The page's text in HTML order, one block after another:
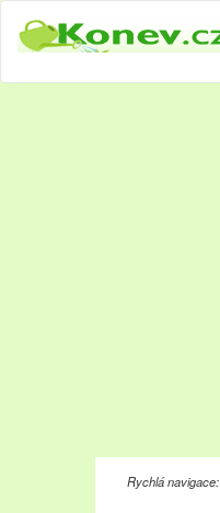
Rychlá navigace: